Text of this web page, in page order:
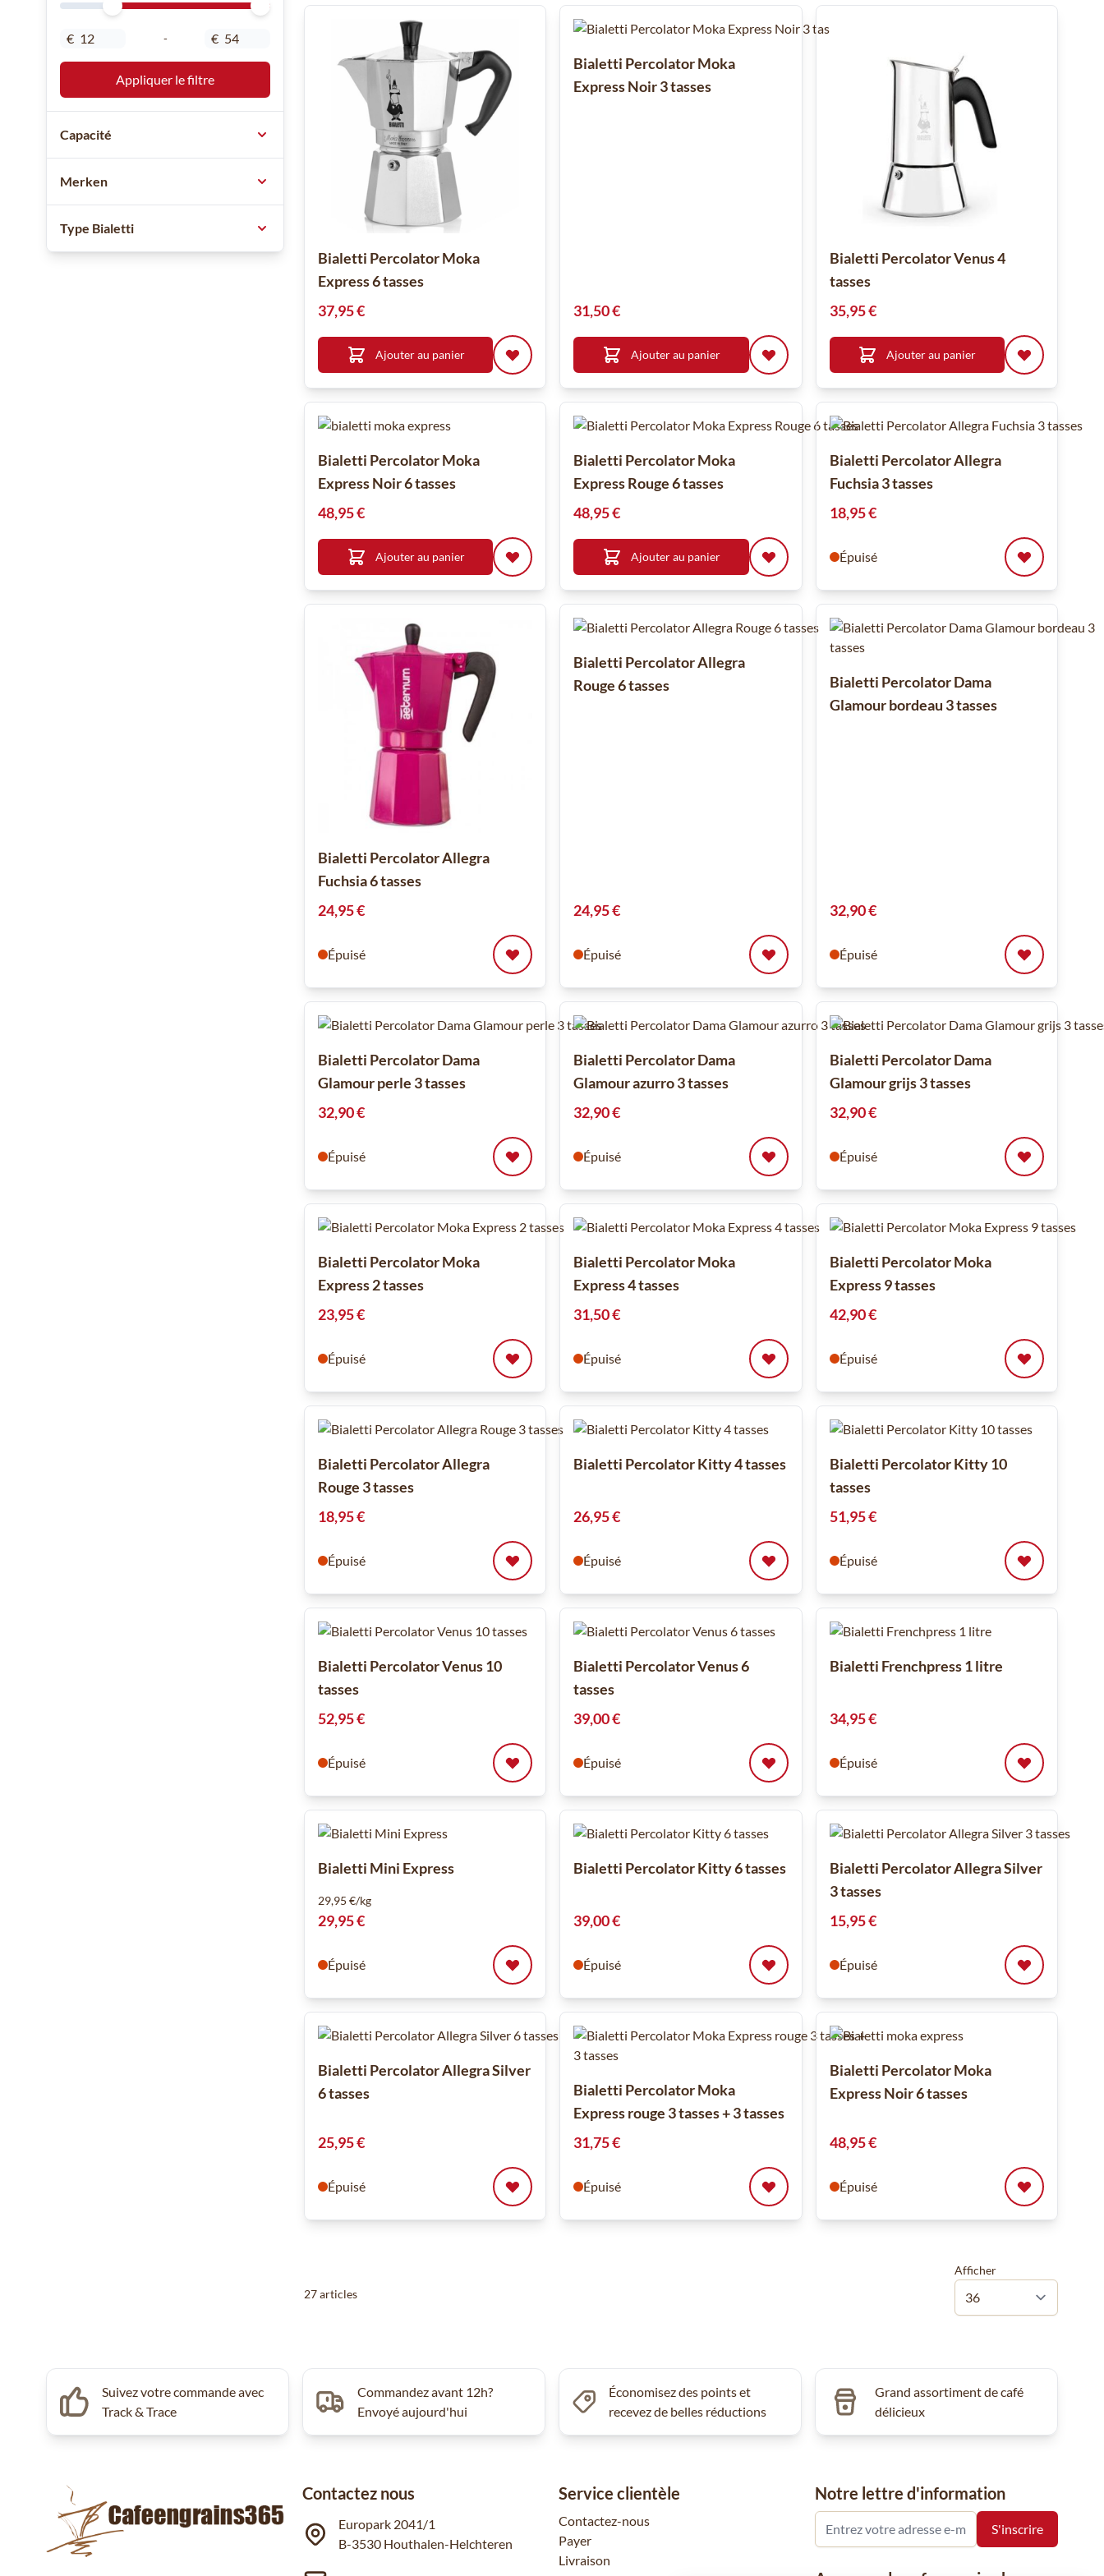
Minimal Price
Maximum Price
€ - €
Appliquer le filtre
Capacité
Merken
Type Bialetti
Bialetti Percolator Moka
Express 6 tasses
37,95 €
Ajouter au panier
Bialetti Percolator Moka
Express Noir 3 tasses
31,50 €
Ajouter au panier
Bialetti Percolator Venus 4
tasses
35,95 €
Ajouter au panier
Bialetti Percolator Moka
Express Noir 6 tasses
48,95 €
Ajouter au panier
Bialetti Percolator Moka
Express Rouge 6 tasses
48,95 €
Ajouter au panier
Bialetti Percolator Allegra
Fuchsia 3 tasses
18,95 €
Épuisé
Bialetti Percolator Allegra
Fuchsia 6 tasses
24,95 €
Épuisé
Bialetti Percolator Allegra
Rouge 6 tasses
24,95 €
Épuisé
Bialetti Percolator Dama
Glamour bordeau 3 tasses
32,90 €
Épuisé
Bialetti Percolator Dama
Glamour perle 3 tasses
32,90 €
Épuisé
Bialetti Percolator Dama
Glamour azurro 3 tasses
32,90 €
Épuisé
Bialetti Percolator Dama
Glamour grijs 3 tasses
32,90 €
Épuisé
Bialetti Percolator Moka
Express 2 tasses
23,95 €
Épuisé
Bialetti Percolator Moka
Express 4 tasses
31,50 €
Épuisé
Bialetti Percolator Moka
Express 9 tasses
42,90 €
Épuisé
Bialetti Percolator Allegra
Rouge 3 tasses
18,95 €
Épuisé
Bialetti Percolator Kitty 4 tasses
26,95 €
Épuisé
Bialetti Percolator Kitty 10
tasses
51,95 €
Épuisé
Bialetti Percolator Venus 10
tasses
52,95 €
Épuisé
Bialetti Percolator Venus 6
tasses
39,00 €
Épuisé
Bialetti Frenchpress 1 litre
34,95 €
Épuisé
Bialetti Mini Express
29,95 €/kg
29,95 €
Épuisé
Bialetti Percolator Kitty 6 tasses
39,00 €
Épuisé
Bialetti Percolator Allegra Silver
3 tasses
15,95 €
Épuisé
Bialetti Percolator Allegra Silver
6 tasses
25,95 €
Épuisé
Bialetti Percolator Moka
Express rouge 3 tasses + 3 tasses
31,75 €
Épuisé
Bialetti Percolator Moka
Express Noir 6 tasses
48,95 €
Épuisé
27articles
Afficher
Suivez votre commande avec
Track & Trace
Commandez avant 12h?
Envoyé aujourd'hui
Économisez des points et
recevez de belles réductions
Grand assortiment de café
délicieux
Contactez nous
Europark 2041/1
B-3530 Houthalen-Helchteren
Service clientèle
Contactez-nous
Payer
Livraison
Notre lettre d'information